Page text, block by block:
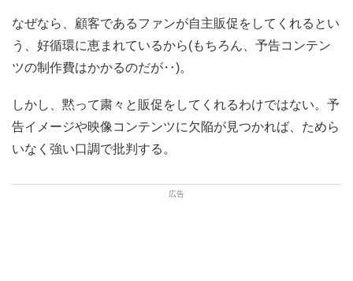
なぜなら、顧客であるファンが自主販促をしてくれるとい
う、好循環に恵まれているから(もちろん、予告コンテン
ツの制作費はかかるのだが‥)。
しかし、黙って粛々と販促をしてくれるわけではない。予
告イメージや映像コンテンツに欠陥が見つかれば、ためら
いなく強い口調で批判する。